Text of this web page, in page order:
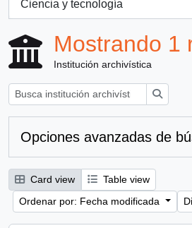
Ciencia y tecnología
, 1 resultados
Mostrando 1
Institución archivística
Opciones avanzadas de
Card view
Table view
Ordenar por: Fecha modificada